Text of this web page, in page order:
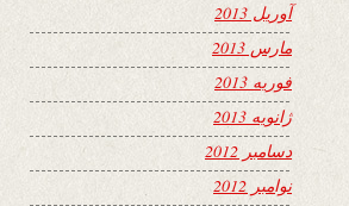
آوریل 2013
مارس 2013
فوریه 2013
ژانویه 2013
دسامبر 2012
نوامبر 2012